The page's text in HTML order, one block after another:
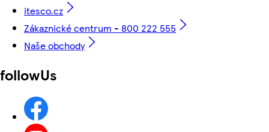
itesco.cz
Zákaznické centrum - 800 222 555
Naše obchody
followUs